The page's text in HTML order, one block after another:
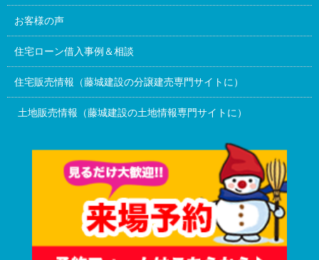
お客様の声
住宅ローン借入事例＆相談
住宅販売情報（藤城建設の分譲建売専門サイトに）
土地販売情報（藤城建設の土地情報専門サイトに）